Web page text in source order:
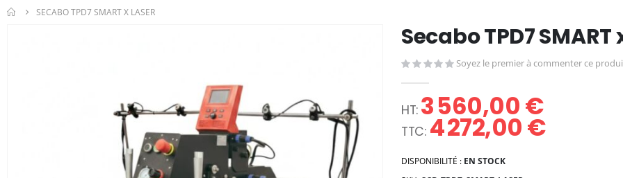
SECABO TPD7 SMART X LASER
Secabo TPD7
Soyez le premier à commenter ce
4 272,00 €
3 560,00 €
DISPONIBILITÉ : EN STOCK